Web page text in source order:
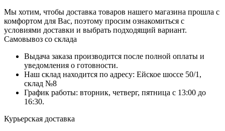
Мы хотим, чтобы доставка товаров нашего магазина прошла с
комфортом для Вас, поэтому просим ознакомиться с
условиями доставки и выбрать подходящий вариант.
Самовывоз со склада
Выдача заказа производится после полной оплаты и
уведомления о готовности.
Наш склад находится по адресу: Ейское шоссе 50/1,
склад №8
График работы: вторник, четверг, пятница с 13:00 до
16:30.
Курьерская доставка